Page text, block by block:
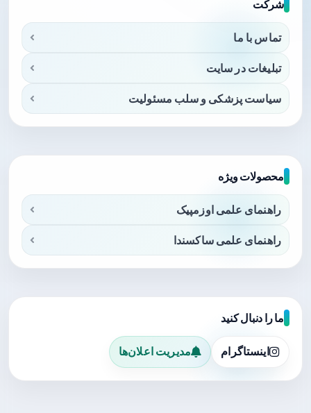
شرکت
تماس با ما
تبلیغات در سایت
سیاست پزشکی و سلب مسئولیت
محصولات ویژه
راهنمای علمی اوزمپیک
راهنمای علمی ساکسندا
ما را دنبال کنید
اینستاگرام مدیریت اعلان‌ها